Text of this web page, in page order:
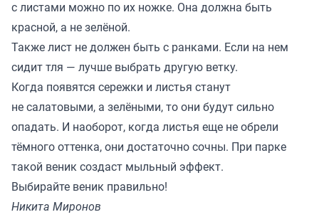
с листами можно по их ножке. Она должна быть
красной, а не зелёной.
Также лист не должен быть с ранками. Если на нем
сидит тля — лучше выбрать другую ветку.
Когда появятся сережки и листья станут
не салатовыми, а зелёными, то они будут сильно
опадать. И наоборот, когда листья еще не обрели
тёмного оттенка, они достаточно сочны. При парке
такой веник создаст мыльный эффект.
Выбирайте веник правильно!
Никита Миронов